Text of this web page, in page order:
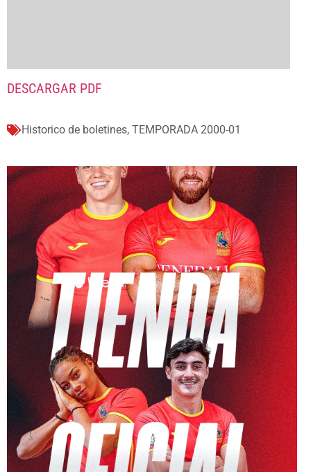
DESCARGAR PDF
Historico de boletines, TEMPORADA 2000-01